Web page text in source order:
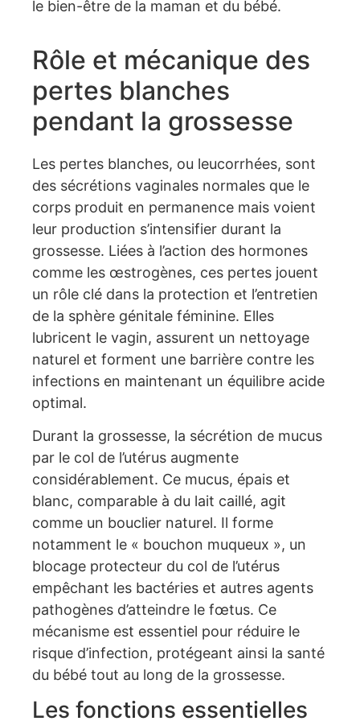
le bien-être de la maman et du bébé.
Rôle et mécanique des
pertes blanches
pendant la grossesse
Les pertes blanches, ou leucorrhées, sont
des sécrétions vaginales normales que le
corps produit en permanence mais voient
leur production s’intensifier durant la
grossesse. Liées à l’action des hormones
comme les œstrogènes, ces pertes jouent
un rôle clé dans la protection et l’entretien
de la sphère génitale féminine. Elles
lubricent le vagin, assurent un nettoyage
naturel et forment une barrière contre les
infections en maintenant un équilibre acide
optimal.
Durant la grossesse, la sécrétion de mucus
par le col de l’utérus augmente
considérablement. Ce mucus, épais et
blanc, comparable à du lait caillé, agit
comme un bouclier naturel. Il forme
notamment le « bouchon muqueux », un
blocage protecteur du col de l’utérus
empêchant les bactéries et autres agents
pathogènes d’atteindre le fœtus. Ce
mécanisme est essentiel pour réduire le
risque d’infection, protégeant ainsi la santé
du bébé tout au long de la grossesse.
Les fonctions essentielles